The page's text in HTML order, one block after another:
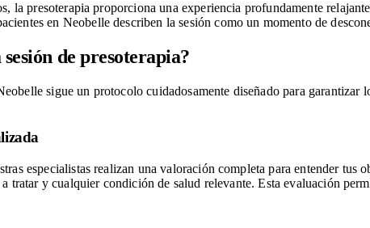
la presoterapia proporciona una experiencia profundamente
en Neobelle describen la sesión como un momento de
de presoterapia?
sigue un protocolo cuidadosamente diseñado para
especialistas realizan una valoración completa para entender
tratar y cualquier condición de salud relevante. Esta evaluación